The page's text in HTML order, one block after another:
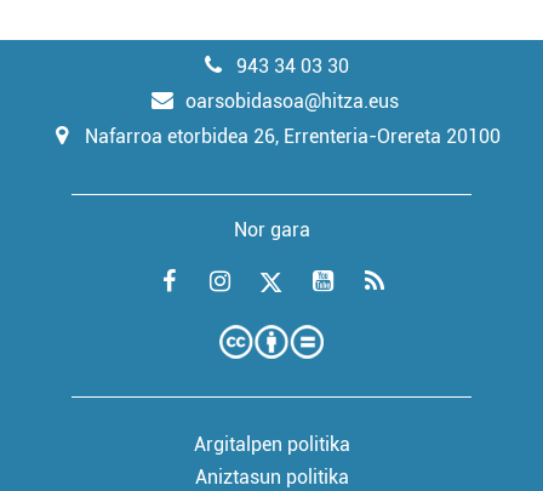
943 34 03 30
oarsobidasoa@hitza.eus
Nafarroa etorbidea 26, Errenteria-Orereta 20100
Nor gara
Argitalpen politika
Aniztasun politika